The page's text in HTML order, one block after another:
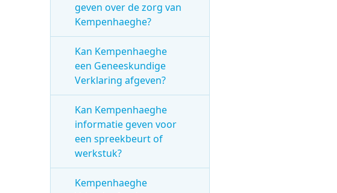
geven over de zorg van
Kempenhaeghe?
Kan Kempenhaeghe
een Geneeskundige
Verklaring afgeven?
Kan Kempenhaeghe
informatie geven voor
een spreekbeurt of
werkstuk?
Kempenhaeghe